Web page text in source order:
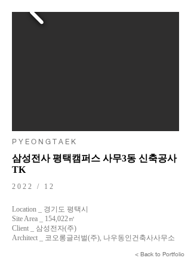
P Y E O N G T A E K
삼성전사 평택캠퍼스 사무3동 신축공사
TK
2022 / 12
Location _ 경기도 평택시
Site Area _ 154,022㎡
Client _ 삼성전자(주)
Architect _ 코오롱글러벌(주), 나우동인건축사사무소
< Back to Portfolio